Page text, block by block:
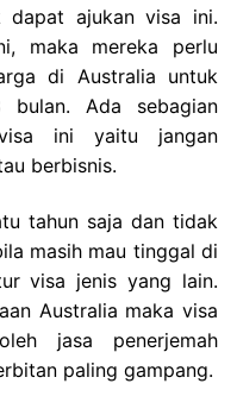
dapat ajukan visa ini.
maka mereka perlu
di Australia untuk
bulan. Ada sebagian
ini yaitu jangan
berbisnis.
tahun saja dan tidak
masih mau tinggal di
visa jenis yang lain.
Australia maka visa
jasa penerjemah
paling gampang.